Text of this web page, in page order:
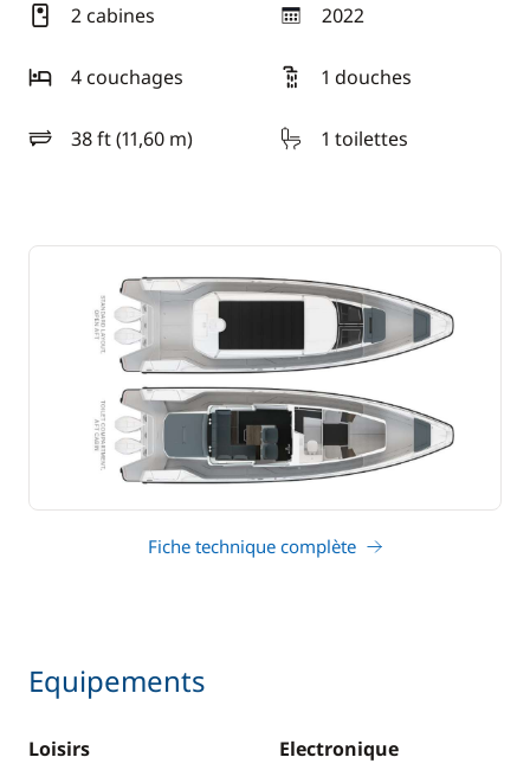
2 cabines 2022
année
4 couchages
1 douches
38 ft (11,60 m)
longueur 1 toilettes
Fiche technique complète
Equipements
Loisirs
Electronique